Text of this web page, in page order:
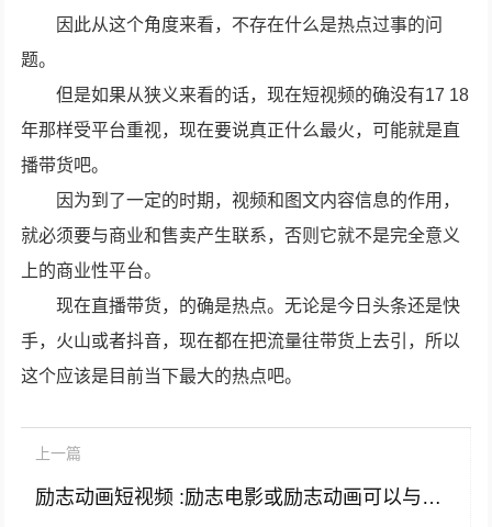
因此从这个角度来看，不存在什么是热点过事的问
题。
但是如果从狭义来看的话，现在短视频的确没有17 18
年那样受平台重视，现在要说真正什么最火，可能就是直
播带货吧。
因为到了一定的时期，视频和图文内容信息的作用，
就必须要与商业和售卖产生联系，否则它就不是完全意义
上的商业性平台。
现在直播带货，的确是热点。无论是今日头条还是快
手，火山或者抖音，现在都在把流量往带货上去引，所以
这个应该是目前当下最大的热点吧。
上一篇
励志动画短视频 :励志电影或励志动画可以与伤感电影混为一谈吗？